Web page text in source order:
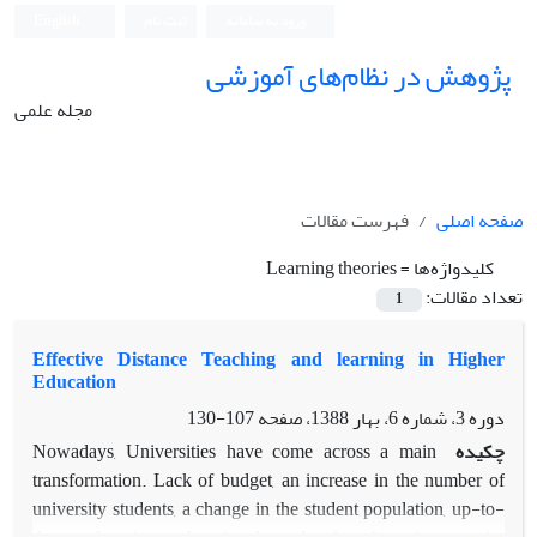
پژوهش در نظام‌های آموزشی
مجله علمی
صفحه اصلی
فهرست مقالات
کلیدواژه‌ها =Learning theories
تعداد مقالات:
1
Effective Distance Teaching and learning in Higher
Education
دوره 3، شماره 6، بهار 1388، صفحه
107-130
چکیده Nowadays, Universities have come across a main
transformation. Lack of budget, an increase in the number of
university students, a change in the student population, up-to-